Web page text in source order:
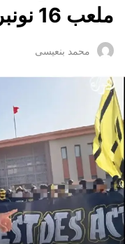
ملعب 16 نونبر
محمد بنعيسى